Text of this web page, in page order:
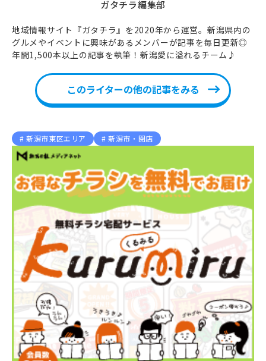
ガタチラ編集部
地域情報サイト『ガタチラ』を2020年から運営。新潟県内の
グルメやイベントに興味があるメンバーが記事を毎日更新◎
年間1,500本以上の記事を執筆！新潟愛に溢れるチーム♪
このライターの他の記事をみる
新潟市東区エリア 新潟市・閉店